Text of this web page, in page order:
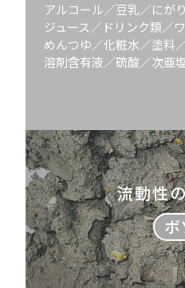
アルコール／豆乳／にが
ジュース／ドリンク類／
めんつゆ／化粧水／塗料
溶剤含有液／硫酸／次亜
流動性
ボ